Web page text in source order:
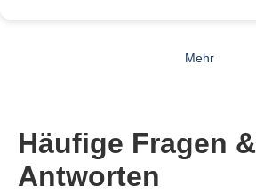
Mehr
Häufige Fragen &
Antworten